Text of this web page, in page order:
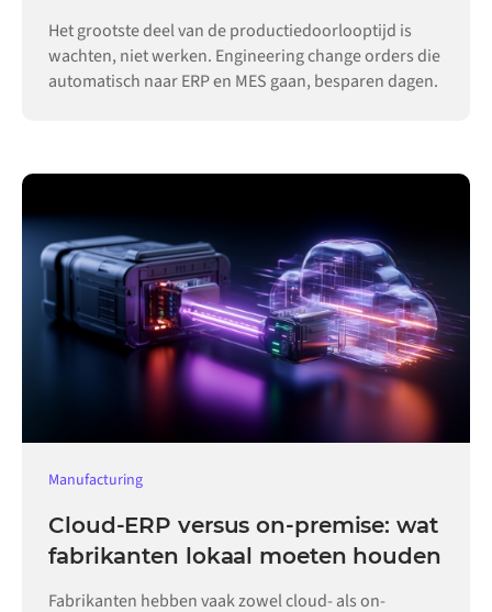
Het grootste deel van de productiedoorlooptijd is
wachten, niet werken. Engineering change orders die
automatisch naar ERP en MES gaan, besparen dagen.
Manufacturing
Cloud-ERP versus on-premise: wat
fabrikanten lokaal moeten houden
Fabrikanten hebben vaak zowel cloud- als on-